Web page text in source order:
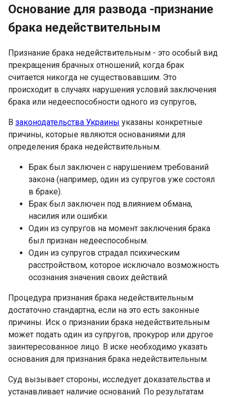
Основание для развода -признание
брака недействительным
Признание брака недействительным - это особый вид
прекращения брачных отношений, когда брак
считается никогда не существовавшим. Это
происходит в случаях нарушения условий заключения
брака или недееспособности одного из супругов,
В законодательства Украины указаны конкретные
причины, которые являются основаниями для
определения брака недействительным.
Брак был заключен с нарушением требований
закона (например, один из супругов уже состоял
в браке).
Брак был заключен под влиянием обмана,
насилия или ошибки.
Один из супругов на момент заключения брака
был признан недееспособным.
Один из супругов страдал психическим
расстройством, которое исключало возможность
осознания значения своих действий.
Процедура признания брака недействительным
достаточно стандартна, если на это есть законные
причины. Иск о признании брака недействительным
может подать один из супругов, прокурор или другое
заинтересованное лицо. В иске необходимо указать
основания для признания брака недействительным.
Суд вызывает стороны, исследует доказательства и
устанавливает наличие оснований. По результатам